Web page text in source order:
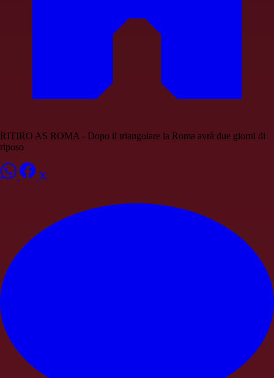
RITIRO AS ROMA - Dopo il triangolare la Roma avrà due giorni di
riposo